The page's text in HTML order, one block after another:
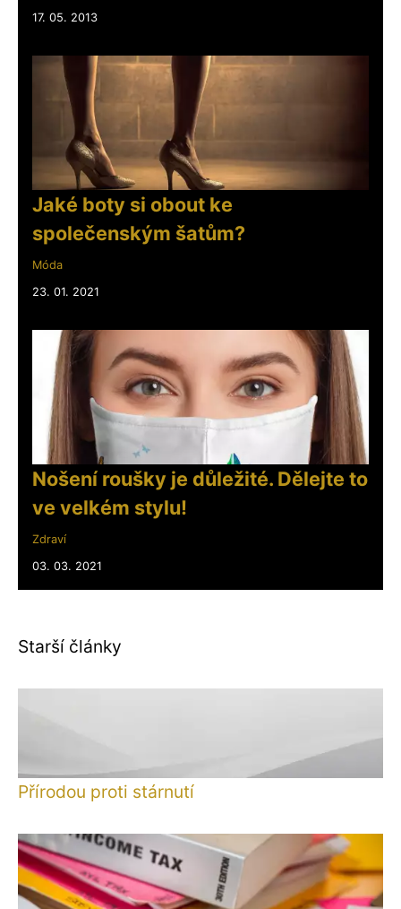
17. 05. 2013
Jaké boty si obout ke
společenským šatům?
Móda
23. 01. 2021
Nošení roušky je důležité. Dělejte to
ve velkém stylu!
Zdraví
03. 03. 2021
Starší články
Přírodou proti stárnutí